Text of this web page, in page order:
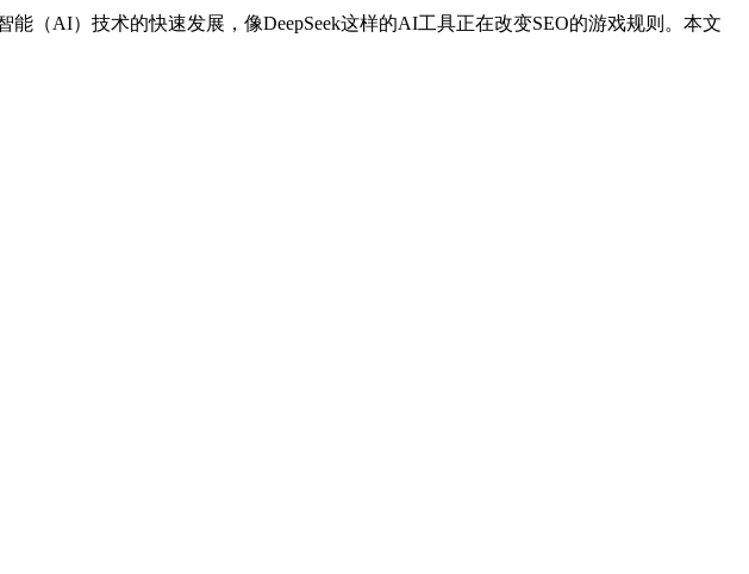
（AI）技术的快速发展，像DeepSeek这样的AI工具正在改变SEO的游戏规则。本文